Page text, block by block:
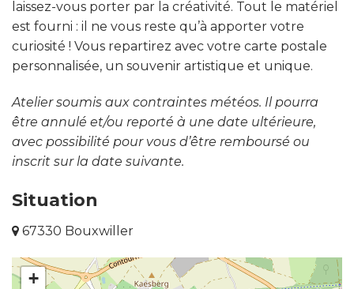
laissez-vous porter par la créativité. Tout le matériel
est fourni : il ne vous reste qu’à apporter votre
curiosité ! Vous repartirez avec votre carte postale
personnalisée, un souvenir artistique et unique.
Atelier soumis aux contraintes météos. Il pourra
être annulé et/ou reporté à une date ultérieure,
avec possibilité pour vous d’être remboursé ou
inscrit sur la date suivante.
Situation
67330 Bouxwiller
+